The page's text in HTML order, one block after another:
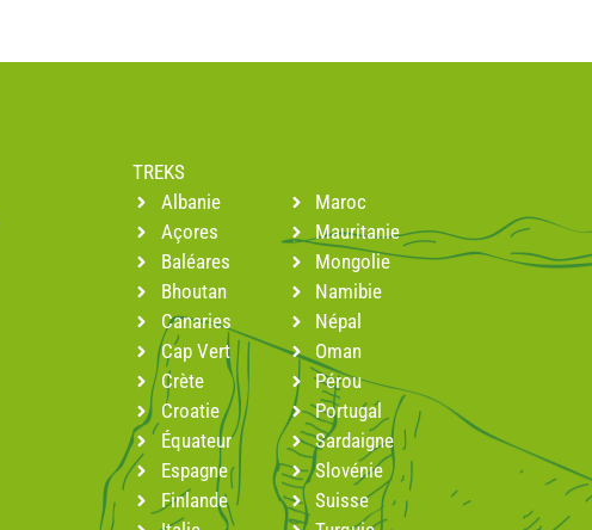
TREKS
Albanie
Açores
Baléares
Bhoutan
Canaries
Cap Vert
Crète
Croatie
Équateur
Espagne
Finlande
Maroc
Mauritanie
Mongolie
Namibie
Népal
Oman
Pérou
Portugal
Sardaigne
Slovénie
Suisse